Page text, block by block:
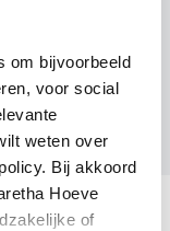
om bijvoorbeeld
voor social
weten over
Bij akkoord
Hoeve
of